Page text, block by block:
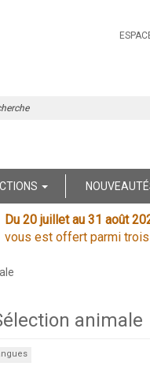
Du 20 juillet au 31 août
vous est offert parmi
animale